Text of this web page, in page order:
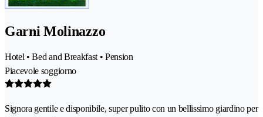
Garni Molinazzo
Hotel • Bed and Breakfast • Pension
Piacevole soggiorno
Signora gentile e disponibile, super pulito con un bellissimo giardino per